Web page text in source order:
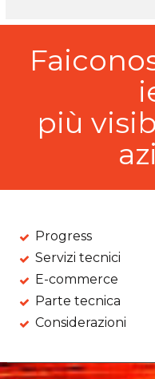
più
Progress
Servizi tecnici
E-commerce
Parte tecnica
Considerazioni